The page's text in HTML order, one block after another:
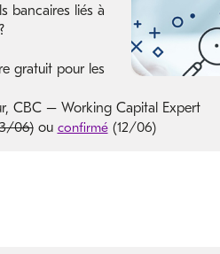
bancaires liés à
gratuit pour les
CBC – Working Capital Expert
06)ou confirmé(12/06)